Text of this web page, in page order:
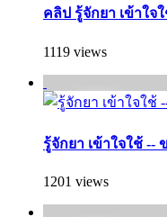
คลิป รู้จักยา เข้าใ
1119 views
รู้จักยา เข้าใจใช้
1201 views